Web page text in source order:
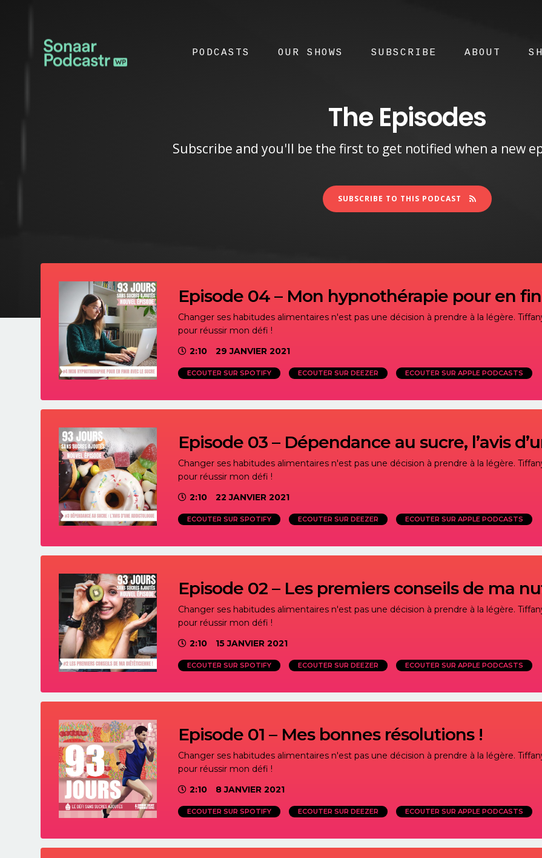
PODCASTS OUR SHOWS SUBSCRIBE ABOUT
The Episodes
Subscribe and you'll be the first to get notified when a new
SUBSCRIBE TO THIS PODCAST
Episode 04 – Mon hypnothérapie pour en
Changer ses habitudes alimentaires n'est pas une décision à prendre à la légère.
pour réussir mon défi !
2:10
29 JANVIER 2021
ECOUTER SUR SPOTIFY ECOUTER SUR DEEZER ECOUTER SUR APPLE PODCASTS
Episode 03 – Dépendance au sucre, l’avis
Changer ses habitudes alimentaires n'est pas une décision à prendre à la légère.
pour réussir mon défi !
2:10
22 JANVIER 2021
ECOUTER SUR SPOTIFY ECOUTER SUR DEEZER ECOUTER SUR APPLE PODCASTS
Episode 02 – Les premiers conseils de ma
Changer ses habitudes alimentaires n'est pas une décision à prendre à la légère.
pour réussir mon défi !
2:10
15 JANVIER 2021
ECOUTER SUR SPOTIFY ECOUTER SUR DEEZER ECOUTER SUR APPLE PODCASTS
Episode 01 – Mes bonnes résolutions !
Changer ses habitudes alimentaires n'est pas une décision à prendre à la légère.
pour réussir mon défi !
2:10
8 JANVIER 2021
ECOUTER SUR SPOTIFY ECOUTER SUR DEEZER ECOUTER SUR APPLE PODCASTS